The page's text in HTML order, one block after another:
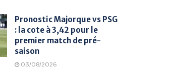
Pronostic Majorque vs PSG
: la cote à 3,42 pour le
premier match de pré-
saison
03/08/2026